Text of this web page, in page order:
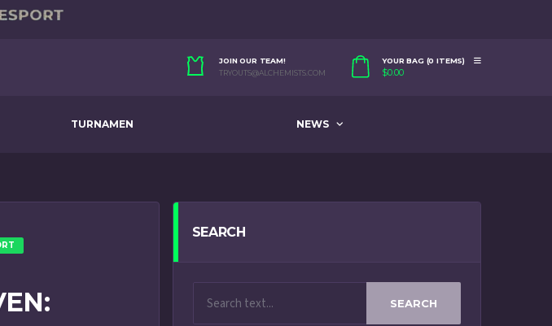
JOIN OUR TEAM!
TRYOUTS@ALCHEMISTS.COM
YOUR BAG (0 ITEMS)
$0.00
TURNAMEN NEWS
SEARCH
SEARCH